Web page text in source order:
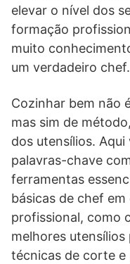
elevar o nível dos
formação
muito
um verdadeiro chef.
Cozinhar bem não
mas sim de
dos utensílios.
palavras-chave
ferramentas
básicas de chef
profissional, como
melhores
técnicas de corte e